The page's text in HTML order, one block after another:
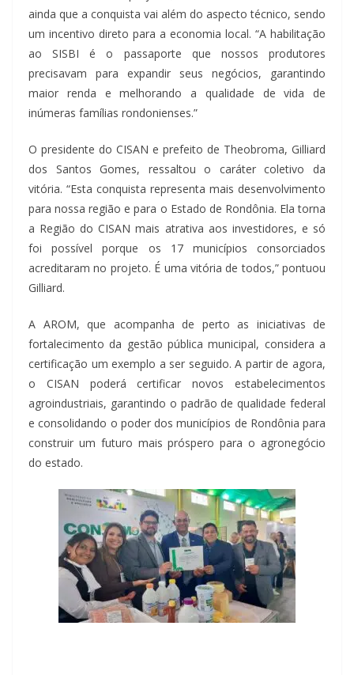
ainda que a conquista vai além do aspecto técnico, sendo
um incentivo direto para a economia local. “A habilitação
ao SISBI é o passaporte que nossos produtores
precisavam para expandir seus negócios, garantindo
maior renda e melhorando a qualidade de vida de
inúmeras famílias rondonienses.”
O presidente do CISAN e prefeito de Theobroma, Gilliard
dos Santos Gomes, ressaltou o caráter coletivo da
vitória. “Esta conquista representa mais desenvolvimento
para nossa região e para o Estado de Rondônia. Ela torna
a Região do CISAN mais atrativa aos investidores, e só
foi possível porque os 17 municípios consorciados
acreditaram no projeto. É uma vitória de todos,” pontuou
Gilliard.
A AROM, que acompanha de perto as iniciativas de
fortalecimento da gestão pública municipal, considera a
certificação um exemplo a ser seguido. A partir de agora,
o CISAN poderá certificar novos estabelecimentos
agroindustriais, garantindo o padrão de qualidade federal
e consolidando o poder dos municípios de Rondônia para
construir um futuro mais próspero para o agronegócio
do estado.